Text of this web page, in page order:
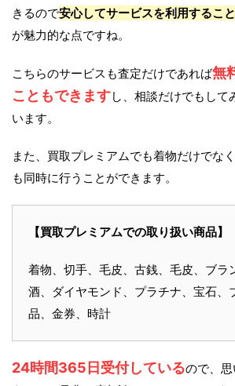
きるので安心してサービスを利用するこ
が魅力的な点ですね。
こちらのサービスも査定だけであれば無
こともできますし、相談だけでもして
います。
また、買取プレミアムでも着物だけでな
も同時に行うことができます。
【買取プレミアムでの取り扱い商品】
着物、切手、毛皮、古銭、毛皮、ブラ
酒、ダイヤモンド、プラチナ、宝石、
品、金券、時計
24時間365日受付しているので、